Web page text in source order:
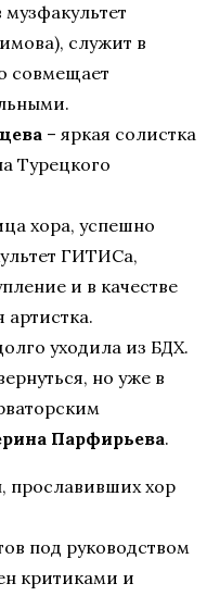
музфакультет
служит в
совмещает
– яркая солистка
Турецкого
хора, успешно
ГИТИСа,
и в качестве
артистка.
уходила из БДХ.
но уже в
Парфирьева.
прославивших хор
под руководством
критиками и